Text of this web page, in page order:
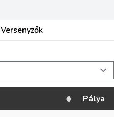
Versenyzők
Pálya